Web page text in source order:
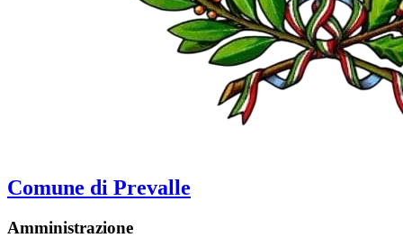
Comune di Prevalle
Amministrazione